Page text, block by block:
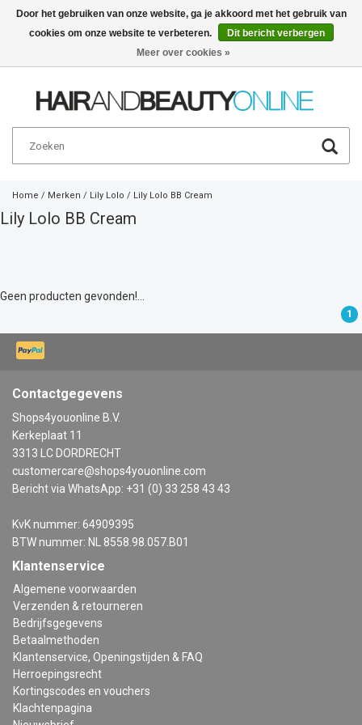
Nederlands €
Home / Merken / Lily Lolo / Lily Lolo BB Cream
Lily Lolo BB Cream
Geen producten gevonden!...
1
Contactgegevens
Shops4youonline B.V.
Kerkeplaat 11
3313 LC DORDRECHT
customercare@shops4youonline.com
Bericht via WhatsApp: +31 (0) 33 258 43 43
KvK nummer: 64909395
BTW nummer: NL 8558.98.057.B01
Klantenservice
Algemene voorwaarden
Verzenden & retourneren
Bedrijfsgegevens
Betaalmethoden
Klantenservice, Openingstijden & FAQ
Herroepingsrecht
Kortingscodes en vouchers
Klachtenpagina
Door het gebruiken van onze website, ga je akkoord met het gebruik van
cookies om onze website te verbeteren.
Dit bericht verbergen
Meer over cookies »